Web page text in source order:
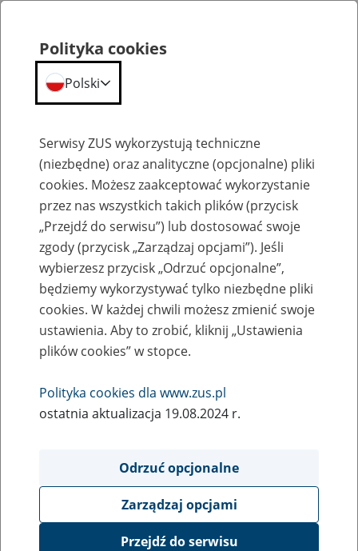
Szkolenia
Zaproś ZUS do siebie - zakładanie profili
eZUS w siedzibie Twojej firmy
Rodzaj wydarzenia
Szkolenia
Obszar merytoryczny
obsługa klientów
Opis wydarzenia
Polityka cookies
Polski
Serwisy ZUS wykorzystują techniczne
(niezbędne) oraz analityczne (opcjonalne) pliki
cookies. Możesz zaakceptować wykorzystanie
przez nas wszystkich takich plików (przycisk
„Przejdź do serwisu”) lub dostosować swoje
zgody (przycisk „Zarządzaj opcjami”). Jeśli
wybierzesz przycisk „Odrzuć opcjonalne”,
będziemy wykorzystywać tylko niezbędne pliki
cookies. W każdej chwili możesz zmienić swoje
ustawienia. Aby to zrobić, kliknij „Ustawienia
plików cookies” w stopce.
Polityka cookies dla www.zus.pl
ostatnia aktualizacja 19.08.2024 r.
Odrzuć opcjonalne
Zarządzaj opcjami
Przejdź do serwisu